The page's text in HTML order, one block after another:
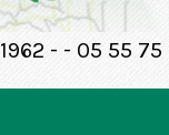
- - 05 55 75